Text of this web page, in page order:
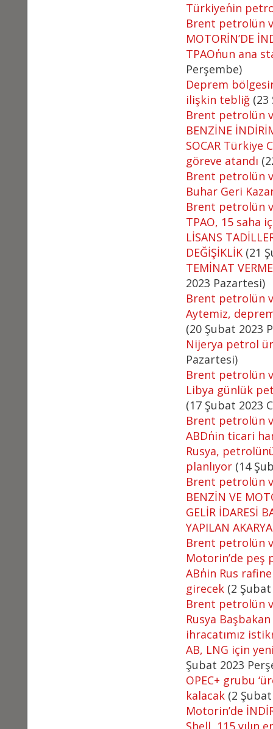
Türkiye΄nin
Brent petrolün
MOTORİN’DE
TPAO΄nun ana
Perşembe)
Deprem
ilişkin tebliğ (23
Brent petrolün
BENZİNE
SOCAR Türkiye
göreve atandı
Brent petrolün
Buhar Geri
Brent petrolün
TPAO, 15 saha
LİSANS
DEĞİŞİKLİK (21
TEMİNAT
2023 Pazartesi)
Brent petrolün
Aytemiz,
(20 Şubat 2023
Nijerya petrol
Pazartesi)
Brent petrolün
Libya günlük
(17 Şubat 2023
Brent petrolün
ABD΄nin ticari
Rusya,
planlıyor (14
Brent petrolün
BENZİN VE
GELİR İDARESİ
YAPILAN
Brent petrolün
Motorin’de peş
AB΄nin Rus
girecek (2
Brent petrolün
Rusya
ihracatımız
AB, LNG için
Şubat 2023
OPEC+ grubu
kalacak (2
Motorin’de
Shell, 115 yılın